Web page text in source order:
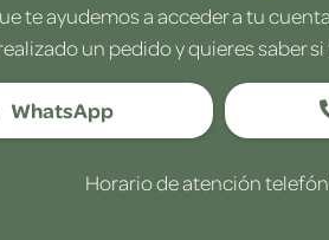
te ayudemos a acceder a tu
un pedido y quieres saber
WhatsApp
Horario de atención